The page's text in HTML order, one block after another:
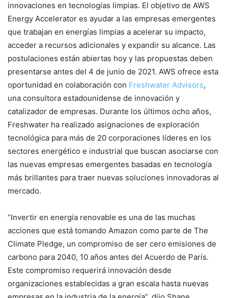
innovaciones en tecnologías limpias. El objetivo de AWS
Energy Accelerator es ayudar a las empresas emergentes
que trabajan en energías limpias a acelerar su impacto,
acceder a recursos adicionales y expandir su alcance. Las
postulaciones están abiertas hoy y las propuestas deben
presentarse antes del 4 de junio de 2021. AWS ofrece esta
oportunidad en colaboración con Freshwater Advisors,
una consultora estadounidense de innovación y
catalizador de empresas. Durante los últimos ocho años,
Freshwater ha realizado asignaciones de exploración
tecnológica para más de 20 corporaciones líderes en los
sectores energético e industrial que buscan asociarse con
las nuevas empresas emergentes basadas en tecnología
más brillantes para traer nuevas soluciones innovadoras al
mercado.
“Invertir en energía renovable es una de las muchas
acciones que está tomando Amazon como parte de The
Climate Pledge, un compromiso de ser cero emisiones de
carbono para 2040, 10 años antes del Acuerdo de París.
Este compromiso requerirá innovación desde
organizaciones establecidas a gran escala hasta nuevas